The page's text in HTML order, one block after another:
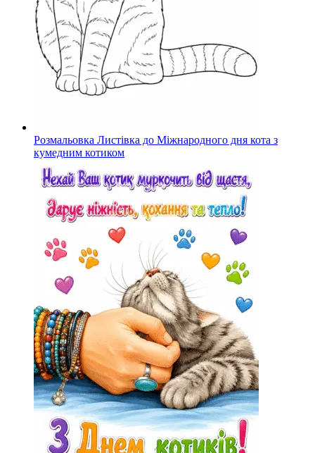
Розмальовка Листівка до Міжнародного дня кота з
кумедним котиком